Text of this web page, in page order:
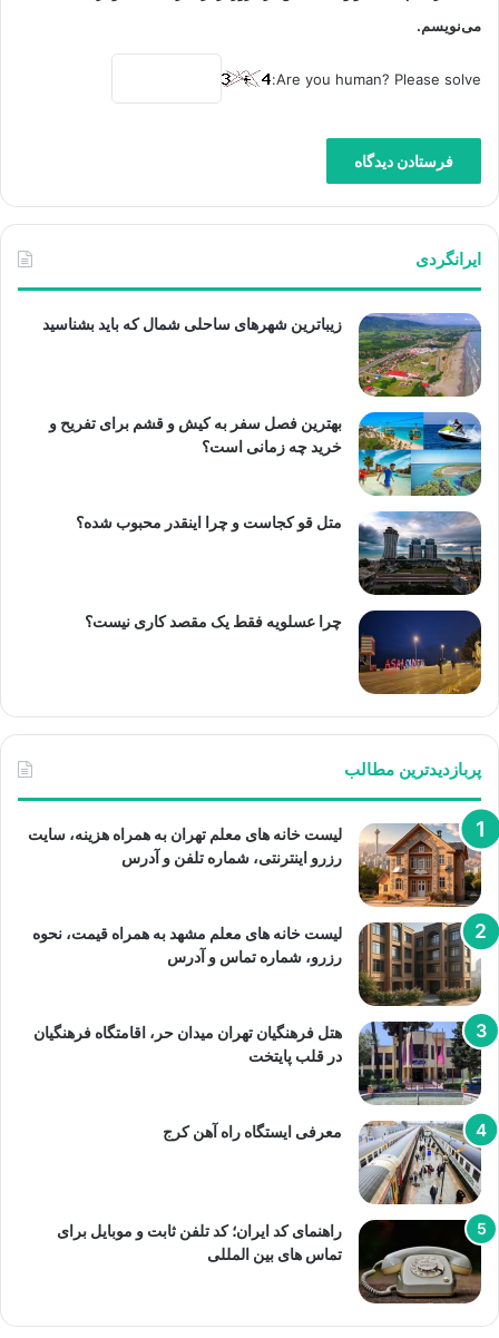
می‌نویسم.
Are you human? Please solve:
ایرانگردی
زیباترین شهرهای ساحلی شمال که باید بشناسید
بهترین فصل سفر به کیش و قشم برای تفریح و
خرید چه زمانی است؟
متل قو کجاست و چرا اینقدر محبوب شده؟
چرا عسلویه فقط یک مقصد کاری نیست؟
پربازدیدترین مطالب
لیست خانه های معلم تهران به همراه هزینه، سایت
رزرو اینترنتی، شماره تلفن و آدرس
لیست خانه های معلم مشهد به همراه قیمت، نحوه
رزرو، شماره تماس و آدرس
هتل فرهنگیان تهران میدان حر، اقامتگاه فرهنگیان
در قلب پایتخت
معرفی ایستگاه راه آهن کرج
راهنمای کد ایران؛ کد تلفن ثابت و موبایل برای
تماس های بین المللی